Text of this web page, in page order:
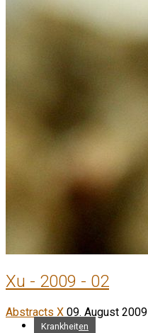
Xu - 2009 - 02
Abstracts X 09. August 2009
Krankheiten